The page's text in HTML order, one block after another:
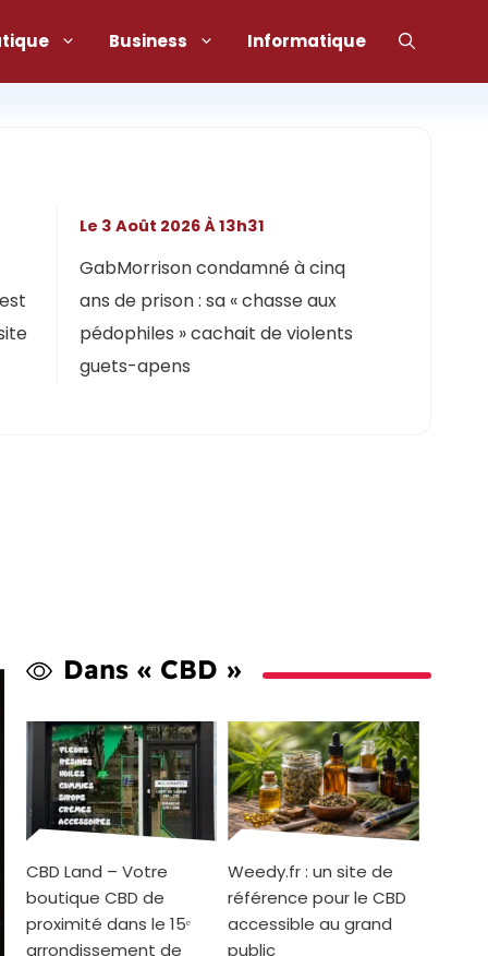
Business Informatique
GabMorrison condamné à cinq
ans de prison : sa « chasse aux
pédophiles » cachait de violents
guets-apens
Le 3 Août 2026 À 13h31
Dans « CBD »
CBD Land – Votre
boutique CBD de
proximité dans le 15ᵉ
arrondissement de
Weedy.fr : un site de
référence pour le CBD
accessible au grand
public